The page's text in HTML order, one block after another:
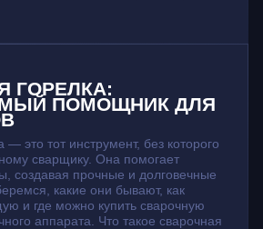
ГОРЕЛКА:
ПОМОЩНИК ДЛЯ
— это тот инструмент, без которого
сварщику. Она помогает
создавая прочные и долговечные
какие они бывают, как
и где можно купить сварочную
аппарата. Что такое сварочная